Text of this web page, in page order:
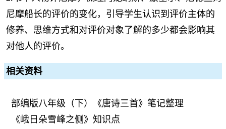
尼摩船长的评价的变化，引导学生认识到评价主体的
修养、思维方式和对评价对象了解的多少都会影响其
对他人的评价。
相关资料
部编版八年级（下）《唐诗三首》笔记整理
《峨日朵雪峰之侧》知识点